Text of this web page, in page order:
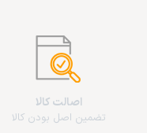
اصالت کالا
تضمین اصل بودن کالا